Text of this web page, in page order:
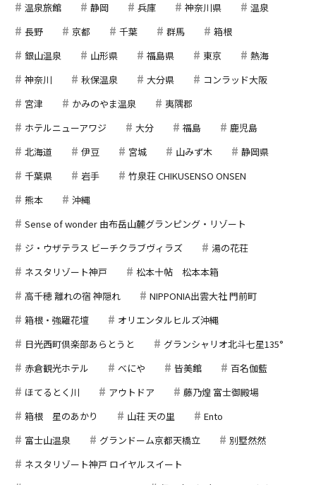
温泉旅館
静岡 兵庫 神奈川県
温泉
長野
京都 千葉 群馬
箱根
銀山温泉
山形県 福島県 東京
熱海
神奈川
秋保温泉 大分県
コンラッド大阪
宮津
かみのやま温泉
夷隅郡
ホテルニューアワジ
大分 福島
鹿児島
北海道
伊豆 宮城 山みず木
静岡県
千葉県
岩手
竹泉荘 CHIKUSENSO ONSEN
熊本
沖縄
Sense of wonder 由布岳山麓グランピング・リゾート
ジ・ウザテラス ビーチクラブヴィラズ
湯の花荘
ネスタリゾート神戸
松本十帖 松本本箱
高千穂 離れの宿 神隠れ
NIPPONIA出雲大社 門前町
箱根・強羅花壇
オリエンタルヒルズ沖縄
日光西町倶楽部あらとうと
グランシャリオ北斗七星135°
赤倉観光ホテル
べにや 皆美館
百名伽藍
ほてるとく川
アウトドア
藤乃煌 富士御殿場
箱根 星のあかり
山荘 天の里
Ento
富士山温泉
グランドーム京都天橋立
別墅然然
ネスタリゾート神戸 ロイヤルスイート